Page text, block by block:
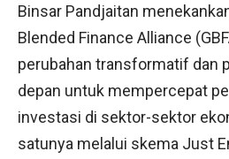
Binsar Pandjaitan
Blended Finance Alliance
perubahan transformatif dan
depan untuk mempercepat
investasi di sektor-sektor
satunya melalui skema Just